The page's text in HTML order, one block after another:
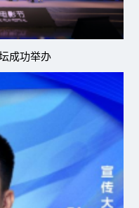
成功举办